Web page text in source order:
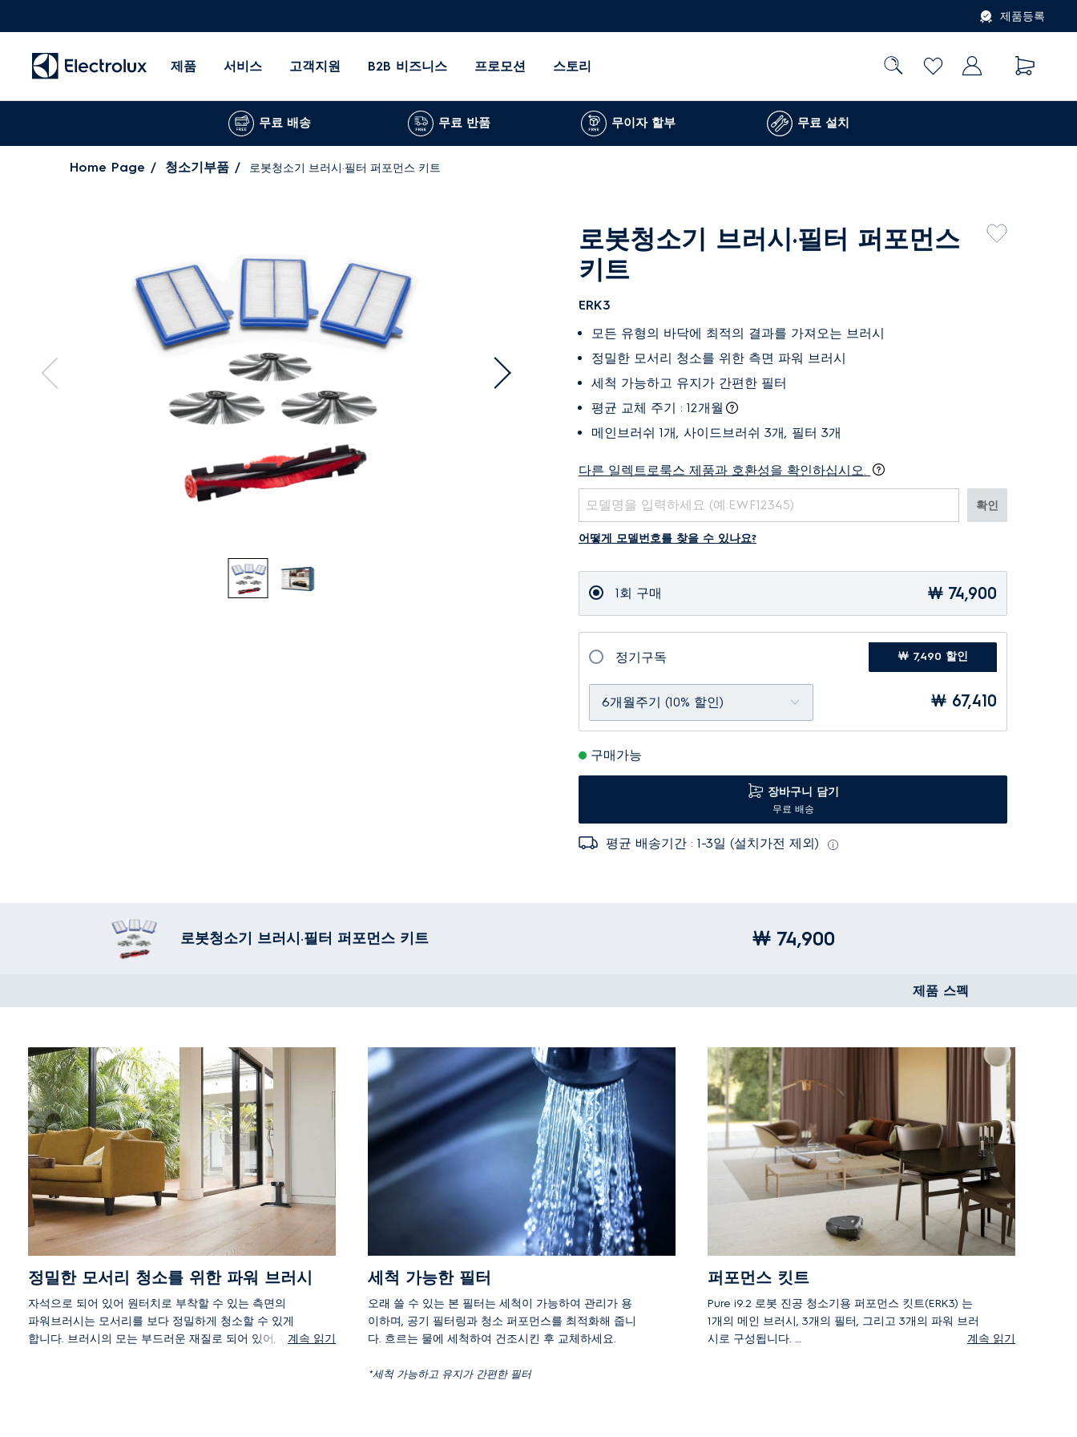
제품등록
제품 서비스 고객지원 B2B 비즈니스 프로모션 스토리
무료 배송 무료 반품 무이자 할부 무료 설치
Home Page 청소기부품 로봇청소기 브러시·필터 퍼포먼스 키트
로봇청소기 브러시·필터 퍼포먼스
키트
ERK3
모든 유형의 바닥에 최적의 결과를 가져오는 브러시
정밀한 모서리 청소를 위한 측면 파워 브러시
세척 가능하고 유지가 간편한 필터
평균 교체 주기 : 12개월
메인브러쉬 1개, 사이드브러쉬 3개, 필터 3개
다른 일렉트로룩스 제품과 호환성을 확인하십시오.
확인
어떻게 모델번호를 찾을 수 있나요?
1회 구매 ￦ 74,900
￦ 7,490 할인
정기구독
6개월주기 (10% 할인) ￦ 67,410
구매가능
장바구니 담기
무료 배송
평균 배송기간 : 1-3일 (설치가전 제외)
로봇청소기 브러시·필터 퍼포먼스 키트 ￦ 74,900
제품 스펙
정밀한 모서리 청소를 위한 파워 브러시
자석으로 되어 있어 원터치로 부착할 수 있는 측면의
파워브러시는 모서리를 보다 정밀하게 청소할 수 있게
합니다. 브러시의 모는 부드러운 재질로 되어 있어, 깨계속 읽기
세척 가능한 필터
오래 쓸 수 있는 본 필터는 세척이 가능하여 관리가 용
이하며, 공기 필터링과 청소 퍼포먼스를 최적화해 줍니
다. 흐르는 물에 세척하여 건조시킨 후 교체하세요.
*세척 가능하고 유지가 간편한 필터
퍼포먼스 킷트
Pure i9.2 로봇 진공 청소기용 퍼포먼스 킷트(ERK3) 는
1개의 메인 브러시, 3개의 필터, 그리고 3개의 파워 브러
시로 구성됩니다.
계속 읽기